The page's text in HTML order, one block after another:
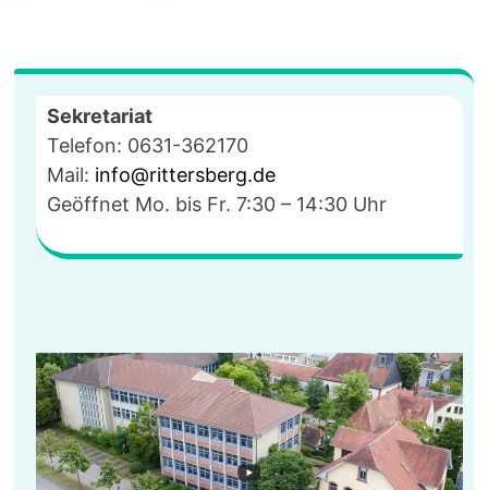
VON
DR.
FUCHS
Sekretariat
Telefon: 0631-362170
Mail: info@rittersberg.de
Geöffnet Mo. bis Fr. 7:30 – 14:30 Uhr